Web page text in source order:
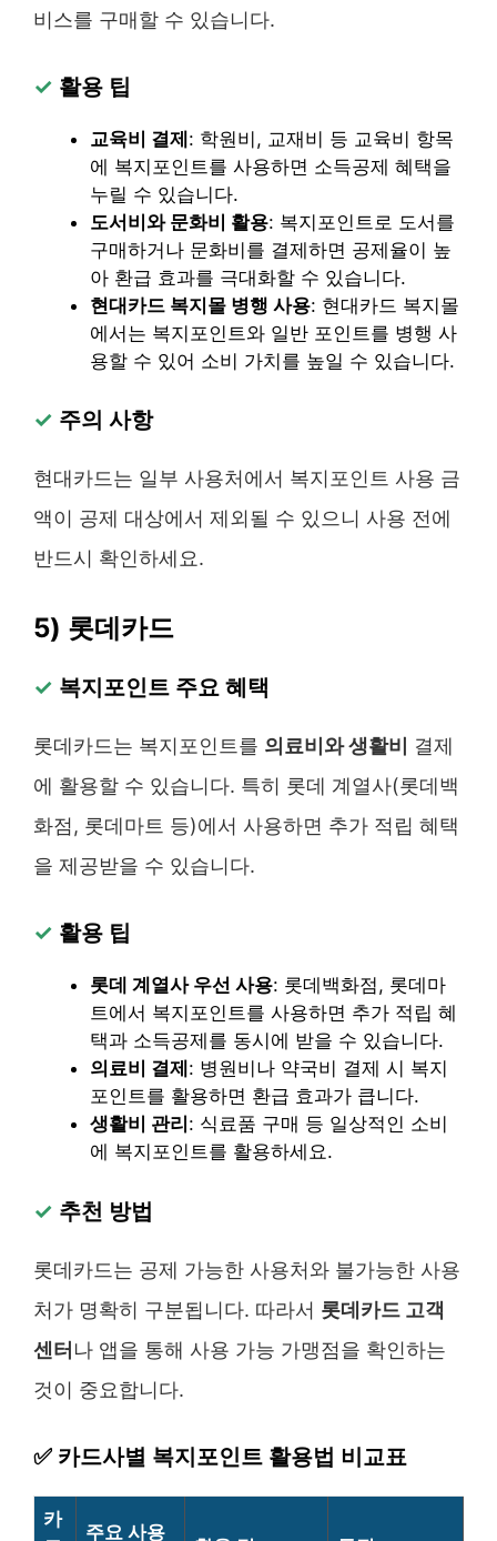
비스를 구매할 수 있습니다.
✓ 활용 팁
교육비 결제: 학원비, 교재비 등 교육비 항목
에 복지포인트를 사용하면 소득공제 혜택을
누릴 수 있습니다.
도서비와 문화비 활용: 복지포인트로 도서를
구매하거나 문화비를 결제하면 공제율이 높
아 환급 효과를 극대화할 수 있습니다.
현대카드 복지몰 병행 사용: 현대카드 복지몰
에서는 복지포인트와 일반 포인트를 병행 사
용할 수 있어 소비 가치를 높일 수 있습니다.
✓ 주의 사항
현대카드는 일부 사용처에서 복지포인트 사용 금
액이 공제 대상에서 제외될 수 있으니 사용 전에
반드시 확인하세요.
5) 롯데카드
✓ 복지포인트 주요 혜택
롯데카드는 복지포인트를 의료비와 생활비
결제
에 활용할 수 있습니다. 특히 롯데 계열사(롯데백
화점, 롯데마트 등)에서 사용하면 추가 적립 혜택
을 제공받을 수 있습니다.
✓ 활용 팁
롯데 계열사 우선 사용: 롯데백화점, 롯데마
트에서 복지포인트를 사용하면 추가 적립 혜
택과 소득공제를 동시에 받을 수 있습니다.
의료비 결제 : 병원비나 약국비 결제 시 복지
포인트를 활용하면 환급 효과가 큽니다.
생활비 관리 : 식료품 구매 등 일상적인 소비
에 복지포인트를 활용하세요.
✓ 추천 방법
롯데카드는 공제 가능한 사용처와 불가능한 사용
처가 명확히 구분됩니다. 따라서 롯데카드 고객
센터나 앱을 통해 사용 가능 가맹점을 확인하는
것이 중요합니다.
✅ 카드사별 복지포인트 활용법 비교표
카
주요 사용